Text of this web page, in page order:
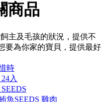
商品
主及毛孩的狀況，提供不
要為你家的寶貝，提供最好
時
入
魚SEEDS 雞肉